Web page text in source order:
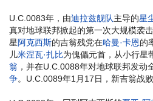
U.C.0083年，由迪拉兹舰队主导的星
真对地球联邦掀起的第一次大规模袭
星阿克西斯的吉翁残党在哈曼·卡恩的
儿米涅瓦·扎比为傀儡元首，从小行星
翁 ，并在U.C.0088年对地球联邦发动
争。U.C.0089年1月17日，新吉翁战